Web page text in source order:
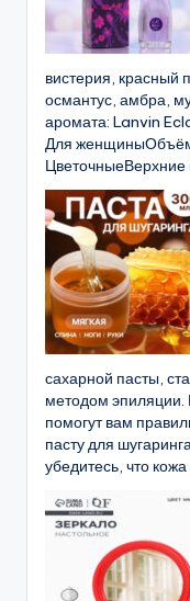
вистерия, красный
османтус, амбра,
аромата: Lanvin
Для
ЦветочныеВерхние
сахарной пасты,
методом эпиляции.
помогут вам
пасту для
убедитесь, что кожа